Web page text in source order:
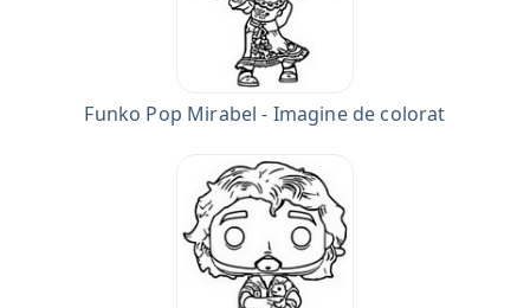
Funko Pop Mirabel - Imagine de colorat